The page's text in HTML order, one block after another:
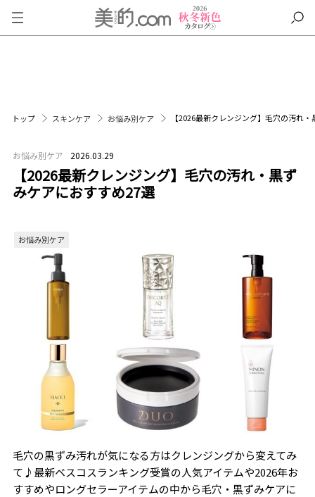
トップ スキンケア お悩み別ケア 【2026最新クレンジング】毛穴の汚れ
お悩み別ケア 2026.03.29
【2026最新クレンジング】毛穴の汚れ・黒ず
みケアにおすすめ27選
お悩み別ケア
毛穴の黒ずみ汚れが気になる方はクレンジングから変えてみ
て♪最新ベスコスランキング受賞の人気アイテムや2026年お
すすめやロングセラーアイテムの中から毛穴・黒ずみケアに